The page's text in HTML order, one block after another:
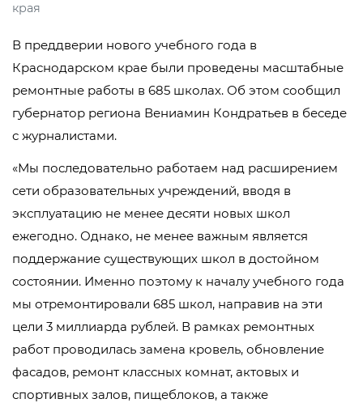
края
В преддверии нового учебного года в
Краснодарском крае были проведены масштабные
ремонтные работы в 685 школах. Об этом сообщил
губернатор региона Вениамин Кондратьев в беседе
с журналистами.
«Мы последовательно работаем над расширением
сети образовательных учреждений, вводя в
эксплуатацию не менее десяти новых школ
ежегодно. Однако, не менее важным является
поддержание существующих школ в достойном
состоянии. Именно поэтому к началу учебного года
мы отремонтировали 685 школ, направив на эти
цели 3 миллиарда рублей. В рамках ремонтных
работ проводилась замена кровель, обновление
фасадов, ремонт классных комнат, актовых и
спортивных залов, пищеблоков, а также